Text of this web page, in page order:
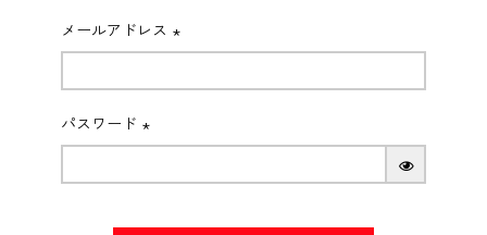
メールアドレス
(必
パスワード
(必